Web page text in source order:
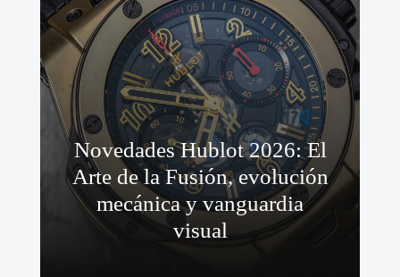
Novedades Hublot 2026: El
Arte de la Fusión, evolución
mecánica y vanguardia
visual